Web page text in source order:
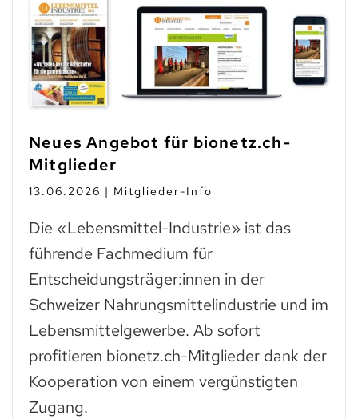
Neues Angebot für bionetz.ch-
Mitglieder
13.06.2026 | Mitglieder-Info
Die «Lebensmittel-Industrie» ist das
führende Fachmedium für
Entscheidungsträger:innen in der
Schweizer Nahrungsmittelindustrie und im
Lebensmittelgewerbe. Ab sofort
profitieren bionetz.ch-Mitglieder dank der
Kooperation von einem vergünstigten
Zugang.